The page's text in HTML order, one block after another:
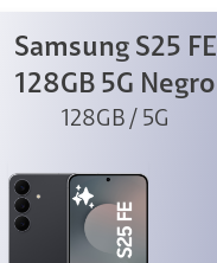
Samsung S25 FE
128GB 5G Negro
128GB / 5G